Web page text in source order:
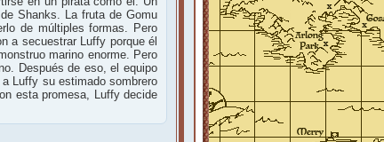
Shanks. La fruta de Gomu
de múltiples formas. Pero
a secuestrar Luffy porque él
marino enorme. Pero
Después de eso, el equipo
Luffy su estimado sombrero
esta promesa, Luffy decide